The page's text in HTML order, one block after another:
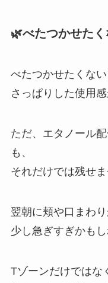
🌿べたつかせたく
べたつかせたくない
さっぱりした使用
ただ、エタノール
も、
それだけでは残せま
翌朝に頬や口まわり
少し急ぎすぎかもし
Tゾーンだけではな